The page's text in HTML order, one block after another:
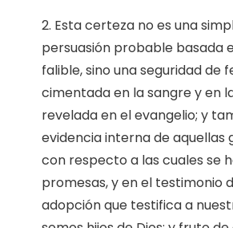
2. Esta certeza no es una
persuasión probable basada
falible, sino una seguridad de
cimentada en la sangre y en
revelada en el evangelio; y
evidencia interna de aquellas
con respecto a las cuales se
promesas, y en el testimonio
adopción que testifica a